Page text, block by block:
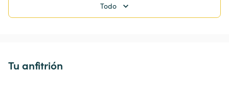
Todo
Tu anfitrión